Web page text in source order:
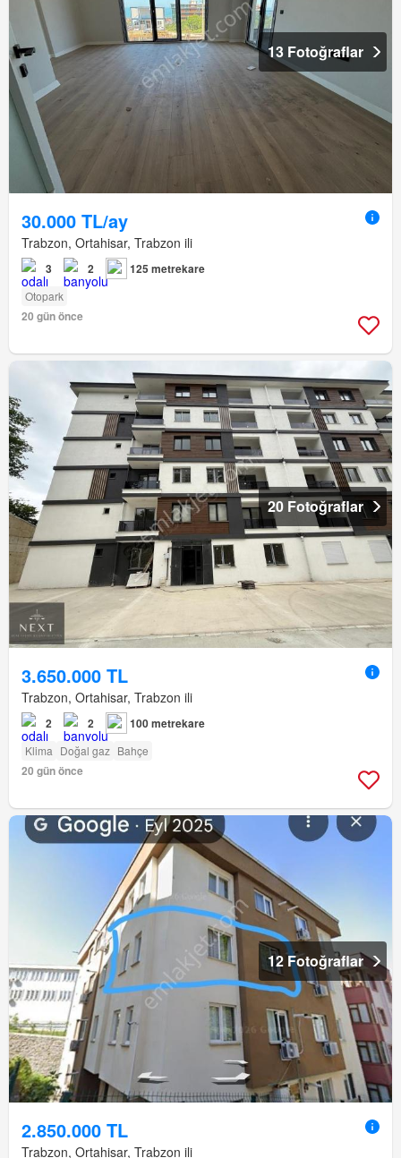
13 Fotoğraflar
30.000 TL/ay
Trabzon, Ortahisar, Trabzon ili
3 2 125 metrekare
Otopark
20 gün önce
20 Fotoğraflar
3.650.000 TL
Trabzon, Ortahisar, Trabzon ili
2 2 100 metrekare
Klima Doğal gaz Bahçe
20 gün önce
12 Fotoğraflar
2.850.000 TL
Trabzon, Ortahisar, Trabzon ili